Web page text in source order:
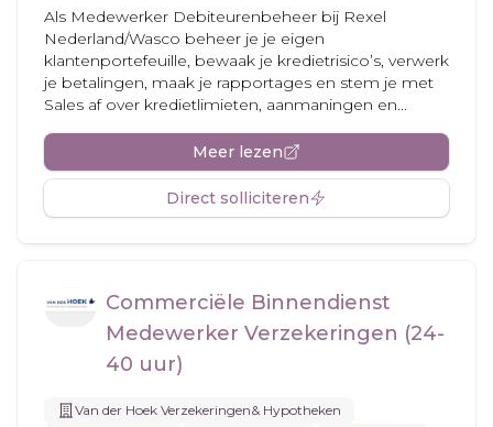
Als Medewerker Debiteurenbeheer bij Rexel
Nederland/Wasco beheer je je eigen
klantenportefeuille, bewaak je kredietrisico’s, verwerk
je betalingen, maak je rapportages en stem je met
Sales af over kredietlimieten, aanmaningen en...
Meer lezen
Direct solliciteren
Commerciële Binnendienst
Medewerker Verzekeringen (24-
40 uur)
Van der Hoek Verzekeringen& Hypotheken